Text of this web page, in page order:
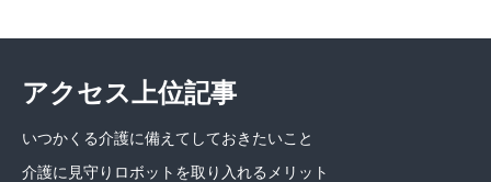
アクセス上位記事
いつかくる介護に備えてしておきたいこと
介護に見守りロボットを取り入れるメリット